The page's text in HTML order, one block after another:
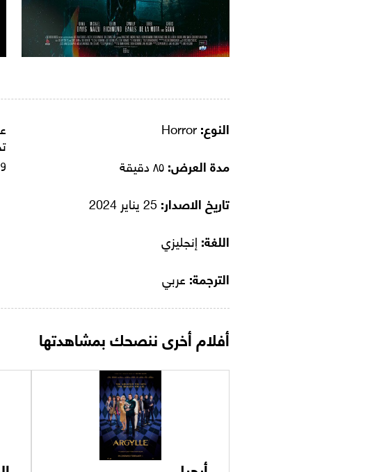
النوع:
مدة العرض:
تاريخ الاصدار:
اللغة: إنجليزي
الترجمة: عربي
أفلام أخرى ننصحك بمشاهدتها